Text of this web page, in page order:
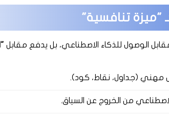
"ميزة تنافسية"
الوصول للذكاء الاصطناعي، بل يدفع مقابل
مهني (جداول، نقاط، كود).
من الخروج عن السياق.